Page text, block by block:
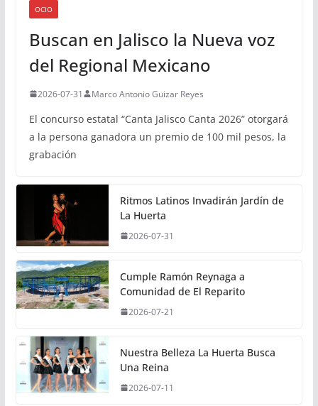
OCIO
Buscan en Jalisco la Nueva voz
del Regional Mexicano
2026-07-31 Marco Antonio Guizar Reyes
El concurso estatal “Canta Jalisco Canta 2026” otorgará
a la persona ganadora un premio de 100 mil pesos, la
grabación
Ritmos Latinos Invadirán Jardín de
La Huerta
2026-07-31
Cumple Ramón Reynaga a
Comunidad de El Reparito
2026-07-21
Nuestra Belleza La Huerta Busca
Una Reina
2026-07-11